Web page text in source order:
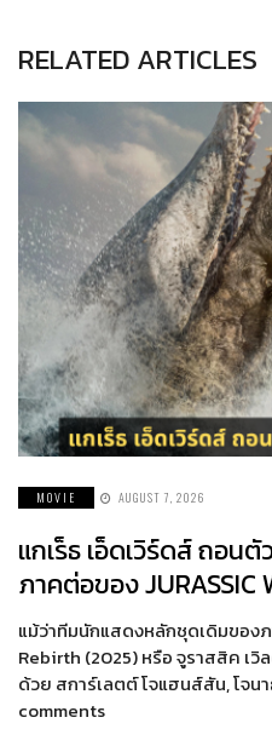
RELATED ARTICLES
MOVIE AUGUST 7, 2026
แกเร็ธ เอ็ดเวิร์ดส์ ถอ
ภาคต่อของ JURASSIC
แม้ว่าทีมนักแสดงหลักชุดเดิมของ
Rebirth (2025) หรือ จูราสสิค เวิ
ด้วย สการ์เลตต์ โจแฮนส์สัน, โจน
comments